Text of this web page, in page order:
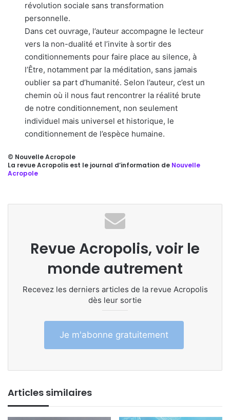
révolution sociale sans transformation
personnelle.
Dans cet ouvrage, l’auteur accompagne le lecteur
vers la non-dualité et l’invite à sortir des
conditionnements pour faire place au silence, à
l’Être, notamment par la méditation, sans jamais
oublier sa part d’humanité. Selon l’auteur, c’est un
chemin où il nous faut rencontrer la réalité brute
de notre conditionnement, non seulement
individuel mais universel et historique, le
conditionnement de l’espèce humaine.
© Nouvelle Acropole
La revue Acropolis est le journal d’information de Nouvelle
Acropole
Revue Acropolis, voir le
monde autrement
Recevez les derniers articles de la revue Acropolis
dès leur sortie
Je m'abonne gratuitement
Articles similaires